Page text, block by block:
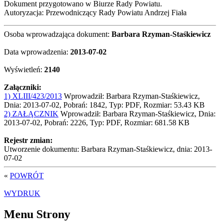
Dokument przygotowano w Biurze Rady Powiatu.
Autoryzacja: Przewodniczący Rady Powiatu Andrzej Fiała
Osoba wprowadzająca dokument: Barbara Rzyman-Staśkiewicz
Data wprowadzenia: 2013-07-02
Wyświetleń: 2140
Załączniki:
1) XLIII/423/2013 Wprowadził: Barbara Rzyman-Staśkiewicz,
Dnia: 2013-07-02, Pobrań: 1842, Typ: PDF, Rozmiar: 53.43 KB
2) ZAŁĄCZNIK Wprowadził: Barbara Rzyman-Staśkiewicz, Dnia:
2013-07-02, Pobrań: 2226, Typ: PDF, Rozmiar: 681.58 KB
Rejestr zmian:
Utworzenie dokumentu: Barbara Rzyman-Staśkiewicz, dnia: 2013-
07-02
« POWRÓT
WYDRUK
Menu Strony